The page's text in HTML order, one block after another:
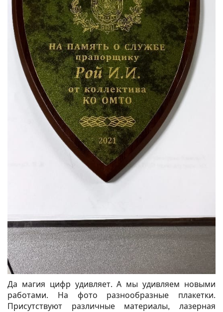
Да магия цифр удивляет. А мы удивляем новыми
работами. На фото разнообразные плакетки.
Присутствуют различные материалы, лазерная